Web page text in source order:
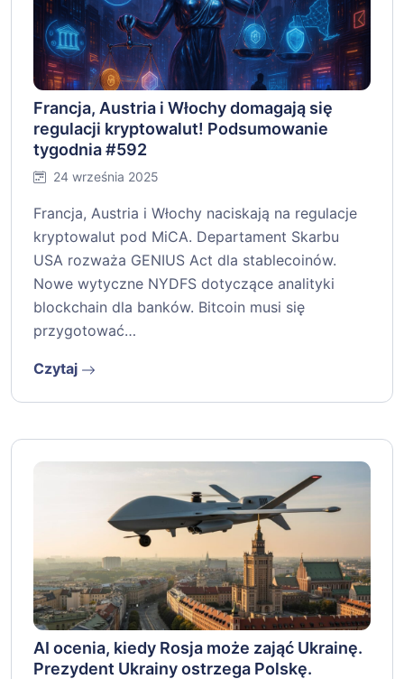
Francja, Austria i Włochy domagają się
regulacji kryptowalut! Podsumowanie
tygodnia #592
24 września 2025
Francja, Austria i Włochy naciskają na regulacje
kryptowalut pod MiCA. Departament Skarbu
USA rozważa GENIUS Act dla stablecoinów.
Nowe wytyczne NYDFS dotyczące analityki
blockchain dla banków. Bitcoin musi się
przygotować…
Czytaj
AI ocenia, kiedy Rosja może zająć Ukrainę.
Prezydent Ukrainy ostrzega Polskę.